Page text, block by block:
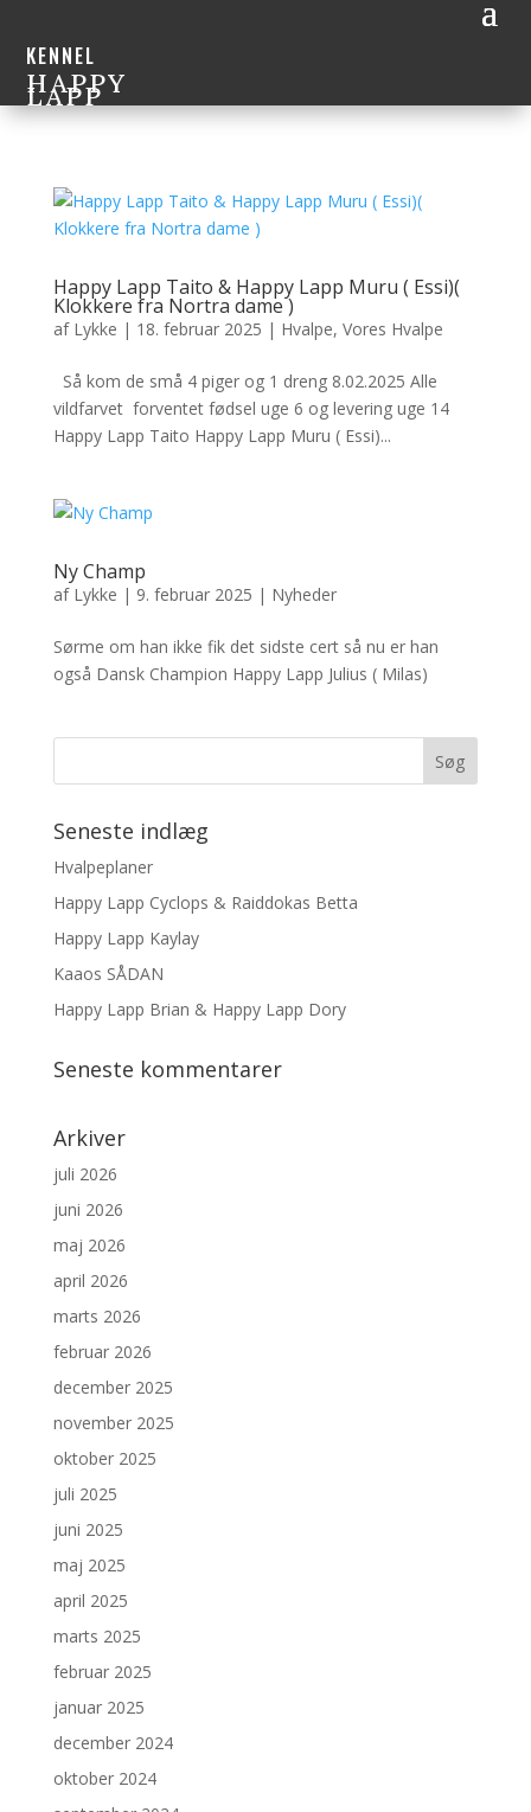
KENNEL
HAPPY
LAPP
Happy Lapp Taito & Happy Lapp Muru ( Essi)(
Klokkere fra Nortra dame )
af Lykke | 18. februar 2025 | Hvalpe, Vores Hvalpe
Så kom de små 4 piger og 1 dreng 8.02.2025 Alle
vildfarvet forventet fødsel uge 6 og levering uge 14
Happy Lapp Taito Happy Lapp Muru ( Essi)...
Ny Champ
af Lykke | 9. februar 2025 | Nyheder
Sørme om han ikke fik det sidste cert så nu er han
også Dansk Champion Happy Lapp Julius ( Milas)
Seneste indlæg
Hvalpeplaner
Happy Lapp Cyclops & Raiddokas Betta
Happy Lapp Kaylay
Kaaos SÅDAN
Happy Lapp Brian & Happy Lapp Dory
Seneste kommentarer
Arkiver
juli 2026
juni 2026
maj 2026
april 2026
marts 2026
februar 2026
december 2025
november 2025
oktober 2025
juli 2025
juni 2025
maj 2025
april 2025
marts 2025
februar 2025
januar 2025
december 2024
oktober 2024